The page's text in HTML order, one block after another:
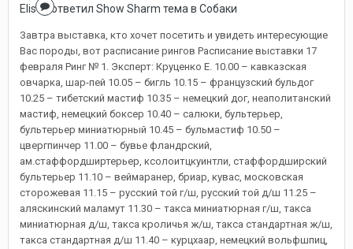
Elisonответил Show Sharm тема в Собаки
Завтра выставка, кто хочет посетить и увидеть интересующие
Вас породы, вот расписание рингов Расписание выставки 17
февраля Ринг № 1. Эксперт: Круценко Е. 10.00 – кавказская
овчарка, шар-пей 10.05 – бигль 10.15 – французский бульдог
10.25 – тибетский мастиф 10.35 – немецкий дог, неаполитанский
мастиф, немецкий боксер 10.40 – салюки, бультерьер,
бультерьер миниатюрный 10.45 – бульмастиф 10.50 –
цвергпинчер 11.00 – бувье фландрский,
ам.стаффордширтерьер, ксолоитцкуинтли, стаффордширский
бультерьер 11.10 – веймаранер, бриар, кувас, московская
сторожевая 11.15 – русский той г/ш, русский той д/ш 11.25 –
аляскинский маламут 11.30 – такса миниатюрная г/ш, такса
миниатюрная д/ш, такса кроличья ж/ш, такса стандартная ж/ш,
такса стандартная д/ш 11.40 – курцхаар, немецкий вольфшпиц,